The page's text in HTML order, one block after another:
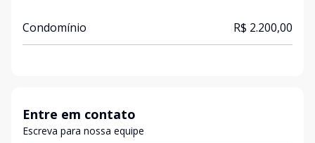
Condomínio R$ 2.200,00
Entre em contato
Escreva para nossa equipe